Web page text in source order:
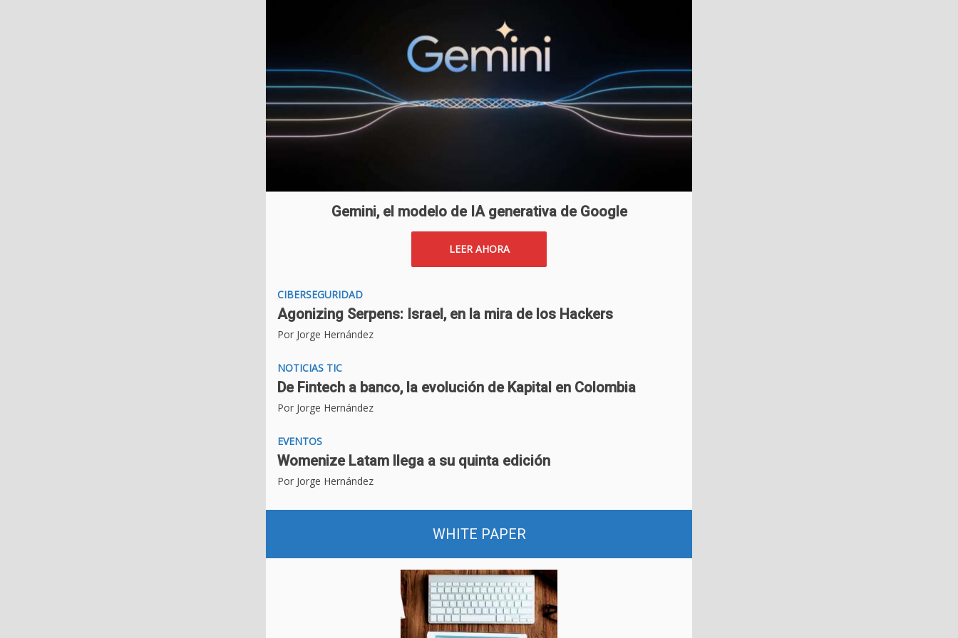
Gemini, el modelo de IA generativa de Google
LEER AHORA
CIBERSEGURIDAD
Agonizing Serpens: Israel, en la mira de los Hackers
Por Jorge Hernández
NOTICIAS TIC
De Fintech a banco, la evolución de Kapital en Colombia
Por Jorge Hernández
EVENTOS
Womenize Latam llega a su quinta edición
Por Jorge Hernández
WHITE PAPER